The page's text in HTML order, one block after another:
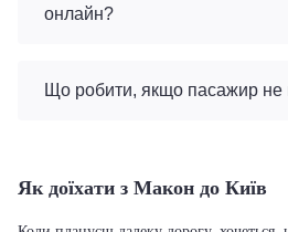
онлайн?
Що робити, якщо пасажир не
Як доїхати з Макон до Київ